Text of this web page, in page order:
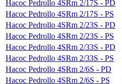
Насос Pedrollo 4SRm 2/17S - PD
Насос Pedrollo 4SRm 2/17S - PS
Насос Pedrollo 4SRm 2/23S - PD
Насос Pedrollo 4SRm 2/23S - PS
Насос Pedrollo 4SRm 2/33S - PD
Насос Pedrollo 4SRm 2/33S - PS
Насос Pedrollo 4SRm 2/6S - PD
Насос Pedrollo 4SRm 2/6S - PS